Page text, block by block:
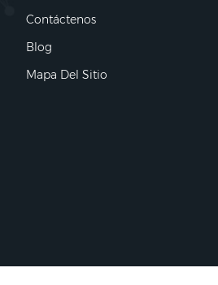
Contáctenos
Blog
Mapa Del Sitio